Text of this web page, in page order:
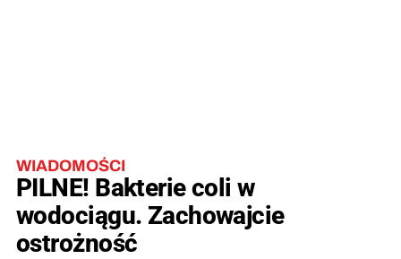
WIADOMOŚCI
PILNE! Bakterie coli w
wodociągu. Zachowajcie
ostrożność